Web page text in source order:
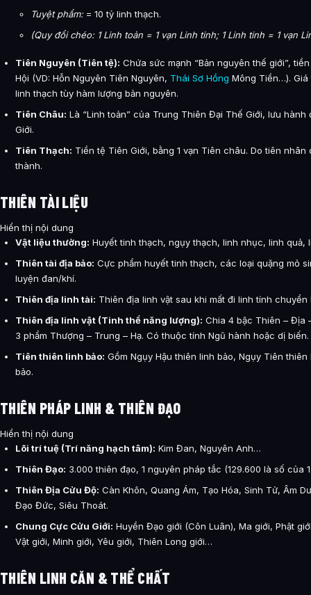
Tuyệt phẩm:= 10 tỷ linh thạch.
(Quy đổi chéo: 1 Linh toản = 1 vạn Linh tinh; 1 Linh tinh = 1 vạn
Tiên Nguyên (Tiên tệ): Chứa sức mạnh “Bản nguyên thế giới”,
Hội (VD: Hỗn Nguyên Tiên Nguyên, Thái Sơ Hồng Mông Tiền…). Giá
linh thạch tùy hàm lượng bản nguyên.
Tiên Châu: Là “Linh toản” của Trung Thiên Đại Thế Giới, lưu hành
Giới.
Tiên Thạch: Tiền tệ Tiên Giới, bằng 1 vạn Tiên châu. Do tiên
thành.
THIÊN TÀI LIỆU
Hiển thị nội dung
Vật liệu thường: Huyết tinh thạch, ngụy thạch, linh nhục, linh quả,
Thiên tài địa bảo: Cực phẩm huyết tinh thạch, các loại quặng mỏ
luyện đan/khí.
Thiên địa linh tài: Thiên địa linh vật sau khi mất đi linh tính chuyển
Thiên địa linh vật (Tinh thể năng lượng): Chia 4 bậc Thiên – Địa
3 phẩm Thượng – Trung – Hạ. Có thuộc tính Ngũ hành hoặc dị biến.
Tiên thiên linh bảo: Gồm Ngụy Hậu thiên linh bảo, Ngụy Tiên
bảo.
THIÊN PHÁP LINH & THIÊN ĐẠO
Hiển thị nội dung
Lõi trí tuệ (Trí năng hạch tâm): Kim Đan, Nguyên Anh…
Thiên Đạo: 3.000 thiên đạo, 1 nguyên pháp tắc (129.600 là số của
Thiên Địa Cửu Độ: Càn Khôn, Quang Ám, Tạo Hóa, Sinh Tử, Âm
Đạo Đức, Siêu Thoát.
Chung Cực Cửu Giới: Huyền Đạo giới (Côn Luân), Ma giới, Phật
Vật giới, Minh giới, Yêu giới, Thiên Long giới…
THIÊN LINH CĂN & THỂ CHẤT